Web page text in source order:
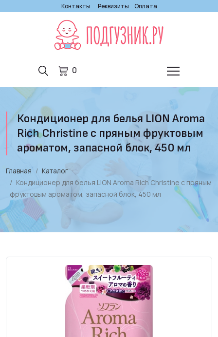
Контакты Реквизиты Оплата
0
Кондиционер для белья LION Aroma
Rich Christine с пряным фруктовым
ароматом, запасной блок, 450 мл
Главная
Каталог
Кондиционер для белья LION Aroma Rich Christine с пряным
фруктовым ароматом, запасной блок, 450 мл